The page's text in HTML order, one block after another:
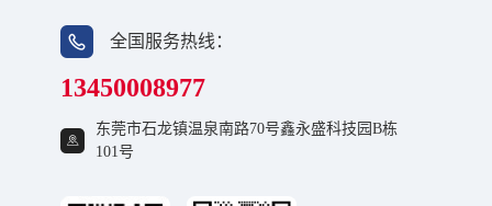
全国服务热线：
13450008977
东莞市石龙镇温泉南路70号鑫永盛科技园B栋
101号